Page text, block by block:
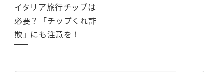
イタリア旅行チップは
必要？「チップくれ詐
欺」にも注意を！